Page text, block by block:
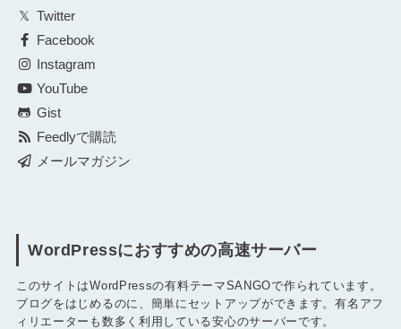
Twitter
Facebook
Instagram
YouTube
Gist
Feedlyで購読
メールマガジン
WordPressにおすすめの高速サーバー
このサイトはWordPressの有料テーマSANGOで作られています。
ブログをはじめるのに、簡単にセットアップができます。有名アフ
ィリエーターも数多く利用している安心のサーバーです。